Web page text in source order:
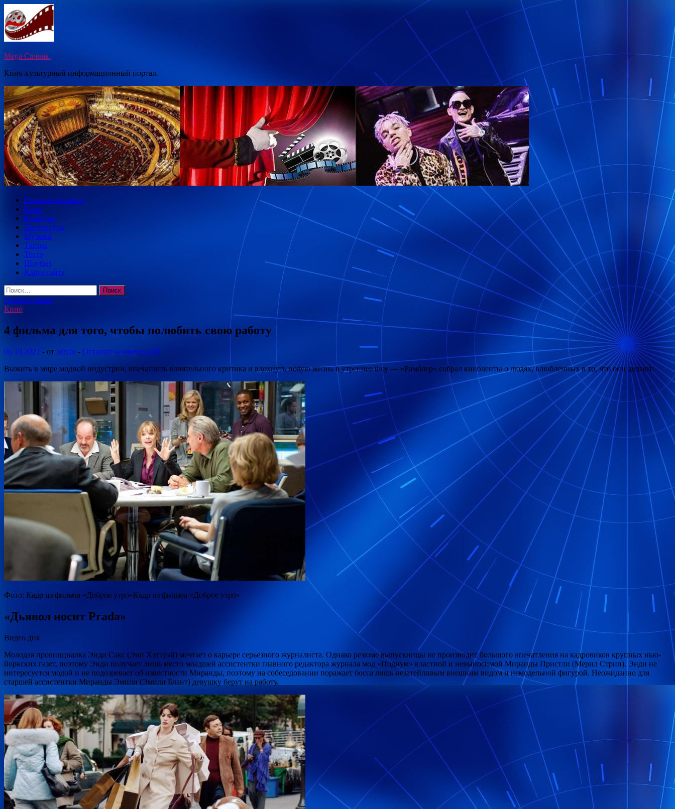
Перейти
к
содержимому
Mega Cinema.
Кино-культурный информационный портал.
Главная страница
Кино
Культура
Литература
Музыка
Танцы
Театр
Шоубиз
Карта сайта
Найти:
Главное меню
Кино
4 фильма для того, чтобы полюбить свою работу
06.10.2021 - от admin - Оставьте комментарий
Выжить в мире модной индустрии, впечатлить влиятельного критика и вдохнуть новую жизнь в утреннее шоу — «Рамблер» собрал киноленты о людях, влюбленных в то, что они делают.
Фото: Кадр из фильма «Доброе утро»Кадр из фильма «Доброе утро»
«Дьявол носит Prada»
Видео дня
Молодая провинциалка Энди Сакс (Энн Хэтэуэй) мечтает о карьере серьезного журналиста. Однако резюме выпускницы не производит большого впечатления на кадровиков крупных нью-
йоркских газет, поэтому Энди получает лишь место младшей ассистентки главного редактора журнала мод «Подиум» властной и невыносимой Миранды Пристли (Мерил Стрип). Энди не
интересуется модой и не подозревает об известности Миранды, поэтому на собеседовании поражает босса лишь незатейливым внешним видом и немодельной фигурой. Неожиданно для
старшей ассистентки Миранды Эмили (Эмили Блант) девушку берут на работу.